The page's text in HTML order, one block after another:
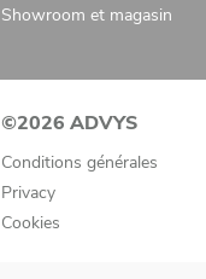
Showroom et magasin
©2026 ADVYS
Conditions générales
Privacy
Cookies